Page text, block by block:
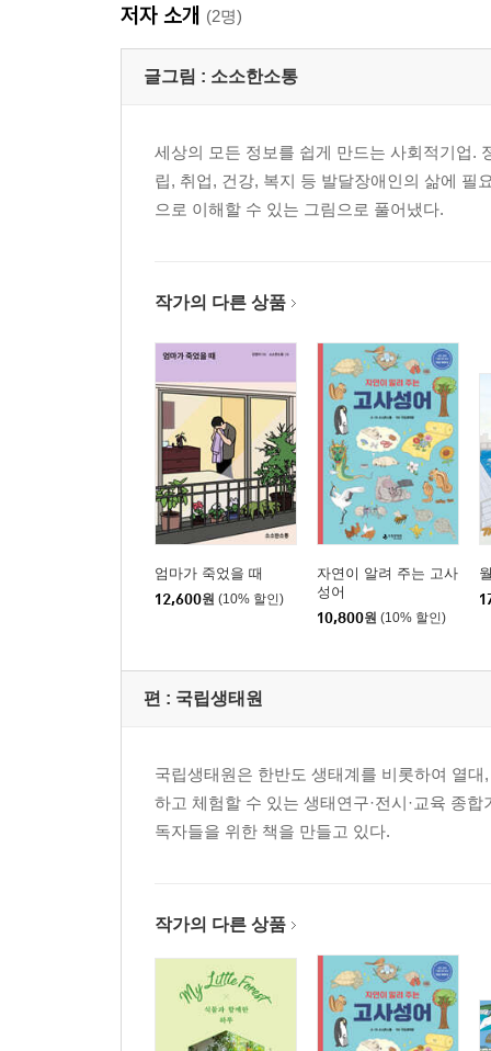
저자 소개 (2명)
글그림 : 소소한소통
세상의 모든 정보를 쉽게 만드는 사회적기업.
립, 취업, 건강, 복지 등 발달장애인의 삶에 필
으로 이해할 수 있는 그림으로 풀어냈다.
작가의 다른 상품
엄마가 죽었을 때
12,600원 (10% 할인)
자연이 알려 주는 고사
성어
10,800원 (10% 할인)
편 : 국립생태원
국립생태원은 한반도 생태계를 비롯하여 열
하고 체험할 수 있는 생태연구·전시·교육 종
독자들을 위한 책을 만들고 있다.
작가의 다른 상품